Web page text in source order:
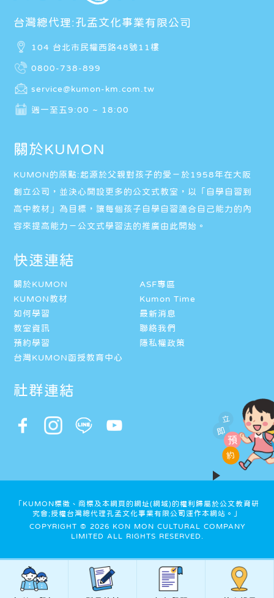
立
即
預
約
台灣總代理:孔孟文化事業有限公司
104 台北市民權西路48號11樓
0800-738-899
service@kumon-km.com.tw
週一至五9:00 ~ 18:00
關於KUMON
KUMON的原點:起源於父親對孩子的愛－於1958年在大阪
創立公司，並決心開設更多的公文式教室，以「自學自習到
高中教材」為目標，讓每個孩子自學自習適合自己能力的內
容來提高能力－公文式學習法的推廣由此開始。
快速連結
關於KUMON
ASF專區
KUMON教材
Kumon Time
如何學習
最新消息
教室資訊
聯絡我們
預約學習
隱私權政策
台灣KUMON函授教育中心
社群連結
「KUMON標徵、商標及本網頁的網址(網域)的權利歸屬於公文教育研
究會;授權台灣總代理孔孟文化事業有限公司運作本網站。」
COPYRIGHT © 2026 KON MON CULTURAL COMPANY
LIMITED ALL RIGHTS RESERVED.